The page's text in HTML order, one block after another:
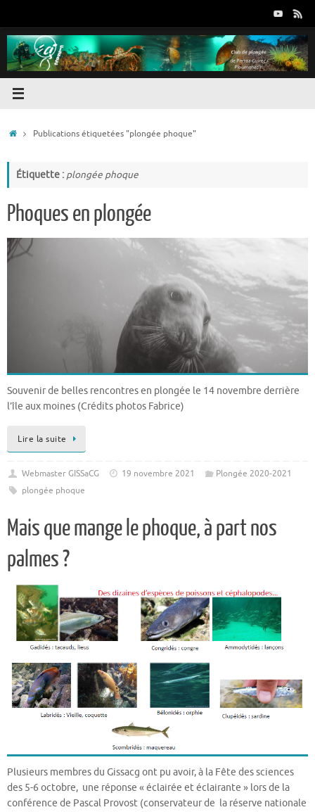
contenu
AccueilPublications étiquetées "plongée phoque"
Étiquette : plongée phoque
Phoques en plongée
Souvenir de belles rencontres en plongée le 14 novembre derrière
l’île aux moines (Crédits photos Fabrice)
Lire la suite
Webmaster GISSaCG 19 novembre 2021
Plongée 2020-2021
plongée phoque
Mais que mange le phoque, à part nos
palmes ?
Plusieurs membres du Gissacg ont pu avoir, à la Fête des sciences
des 5-6 octobre, une réponse « éclairée et éclairante » lors de la
conférence de Pascal Provost (conservateur de la réserve nationale